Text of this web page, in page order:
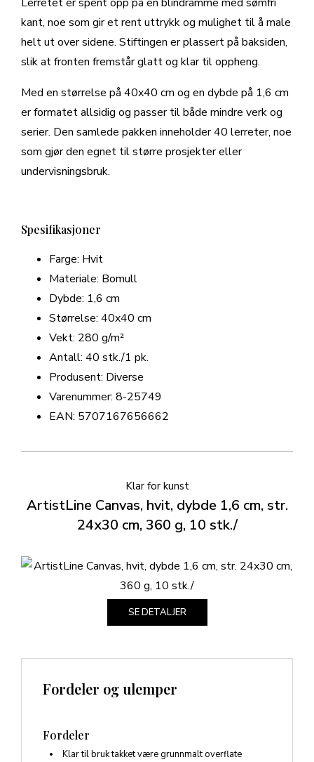
kant, noe som gir et rent uttrykk og mulighet til å male
helt ut over sidene. Stiftingen er plassert på baksiden,
slik at fronten fremstår glatt og klar til oppheng.
Med en størrelse på 40x40 cm og en dybde på 1,6 cm
er formatet allsidig og passer til både mindre verk og
serier. Den samlede pakken inneholder 40 lerreter, noe
som gjør den egnet til større prosjekter eller
undervisningsbruk.
Spesifikasjoner
Farge: Hvit
Materiale: Bomull
Dybde: 1,6 cm
Størrelse: 40x40 cm
Vekt: 280 g/m²
Antall: 40 stk./1 pk.
Produsent: Diverse
Varenummer: 8-25749
EAN: 5707167656662
Klar for kunst
ArtistLine Canvas, hvit, dybde 1,6 cm, str.
24x30 cm, 360 g, 10 stk./
Fordeler og ulemper
Fordeler
Klar til bruk takket være grunnmalt overflate
SE DETALJER